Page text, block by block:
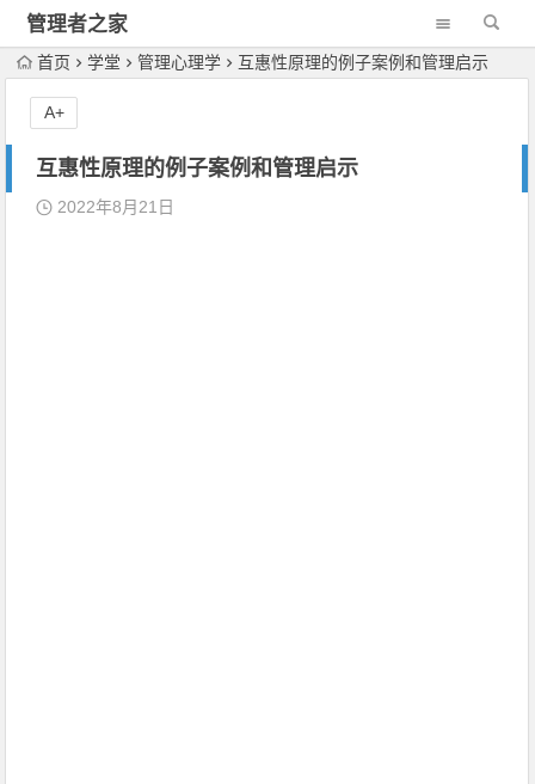
管理者之家
首页 学堂 管理心理学 互惠性原理的例子案例和管理启示
互惠性原理的例子案例和管理启示
2022年8月21日
A+